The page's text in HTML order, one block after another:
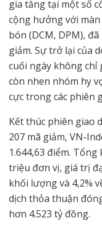
gia tăng tại một số
cộng hưởng với
bón (DCM, DPM),
giảm. Sự trở lại của
cuối ngày không chỉ
còn nhen nhóm hy
cực trong các phiên
Kết thúc phiên giao
207 mã giảm, VN-
1.644,63 điểm.
triệu đơn vị, giá trị
khối lượng và 4,2%
dịch thỏa thuận
hơn 4.523 tỷ đồng.